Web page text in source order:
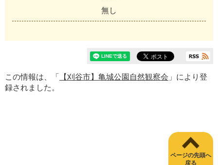
無し
この情報は、「 【刈谷市】亀城公園自然観察会 」により登
録されました。
ページの先頭へ
戻る